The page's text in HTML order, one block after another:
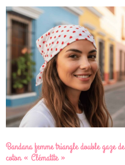
Bandana femme triangle double gaze de
coton « Clématite »